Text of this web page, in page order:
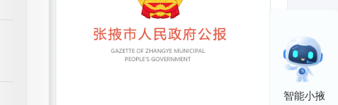
智能小掖